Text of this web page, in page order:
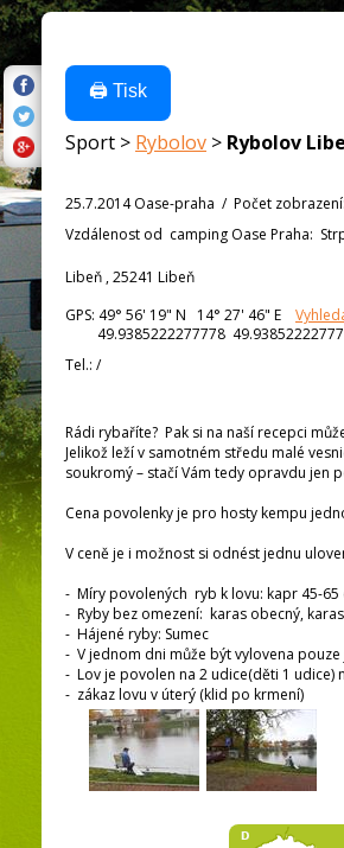
🖨️ Tisk
Sport > Rybolov > Rybolov
25.7.2014 Oase-praha / Počet zobrazení
Vzdálenost od camping Oase Praha:
Libeň , 25241 Libeň
GPS: 49° 56' 19" N 14° 27' 46" E
49.9385222277778
Tel.: /
Rádi rybaříte? Pak si na naší recepci
Jelikož leží v samotném středu malé
soukromý – stačí Vám tedy opravdu jen
Cena povolenky je pro hosty kempu
V ceně je i možnost si odnést jednu
- Míry povolených ryb k lovu: kapr 45-65
- Ryby bez omezení: karas obecný,
- Hájené ryby: Sumec
- V jednom dni může být vylovena
- Lov je povolen na 2 udice(děti 1 udice)
- zákaz lovu v úterý (klid po krmení)